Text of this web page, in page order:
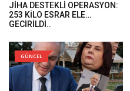
JİHA DESTEKLİ OPERASYON:
253 KİLO ESRAR ELE
GEÇİRİLDİ..
GÜNCEL